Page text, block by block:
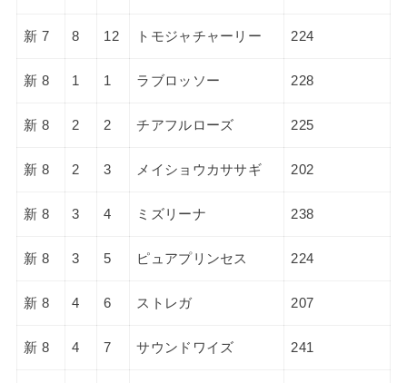
新 7 8 12 トモジャチャーリー 224
新 8 1 1 ラブロッソー 228
新 8 2 2 チアフルローズ 225
新 8 2 3 メイショウカササギ 202
新 8 3 4 ミズリーナ 238
新 8 3 5 ピュアプリンセス 224
新 8 4 6 ストレガ 207
新 8 4 7 サウンドワイズ 241